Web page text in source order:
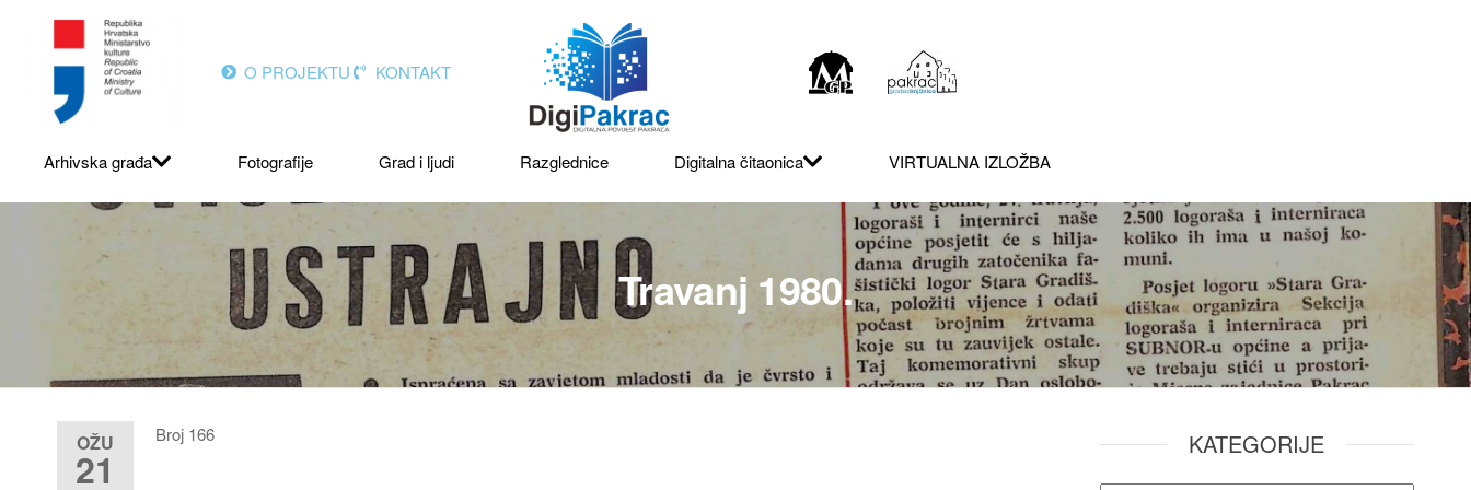
O PROJEKTU KONTAKT
Arhivska građa Fotografije Grad i ljudi Razglednice Digitalna čitaonica VIRTUALNA IZLOŽBA
Travanj 1980.
OŽU
21
Broj 166 KATEGORIJE